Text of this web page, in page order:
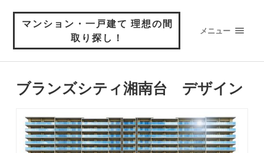
マンション・一戸建て 理想の間
取り探し！
メニュー
ブランズシティ湘南台 デザイン